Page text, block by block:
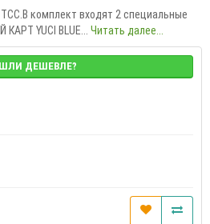
комплект входят 2 специальные
YUCI BLUE... Читать далее...
ДЕШЕВЛЕ?